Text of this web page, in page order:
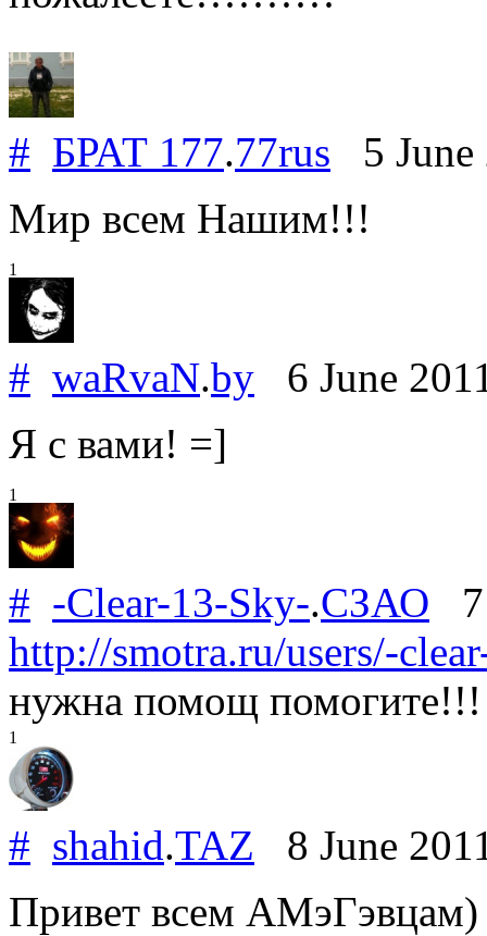
# БРАТ 177.77rus 5
Мир всем Нашим!!!
1
# waRvaN.by 6 June
Я с вами! =]
1
# -Clear-13-Sky-.СЗАО 7
http://smotra.ru/users/-
нужна помощ помогите!!!
1
# shahid.TAZ 8 June
Привет всем АМэГэвцам)